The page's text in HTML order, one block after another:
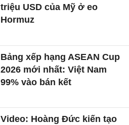
triệu USD của Mỹ ở eo
Hormuz
Bảng xếp hạng ASEAN Cup
2026 mới nhất: Việt Nam
99% vào bán kết
Video: Hoàng Đức kiến tạo